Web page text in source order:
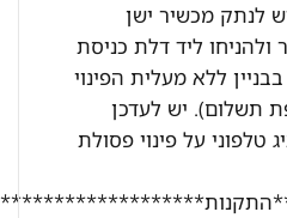
לנתק מכשיר ישן
ליד דלת כניסת
2 כולל בבניין ללא מעלית הפינוי
תוספת תשלום). יש לעדכן
על פינוי פסולת